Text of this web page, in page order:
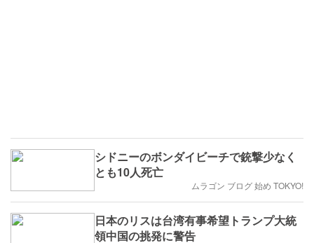
シドニーのボンダイビーチで銃撃少なく
とも10人死亡
ムラゴン ブログ 始め TOKYO!
日本のリスは台湾有事希望トランプ大統
領中国の挑発に警告